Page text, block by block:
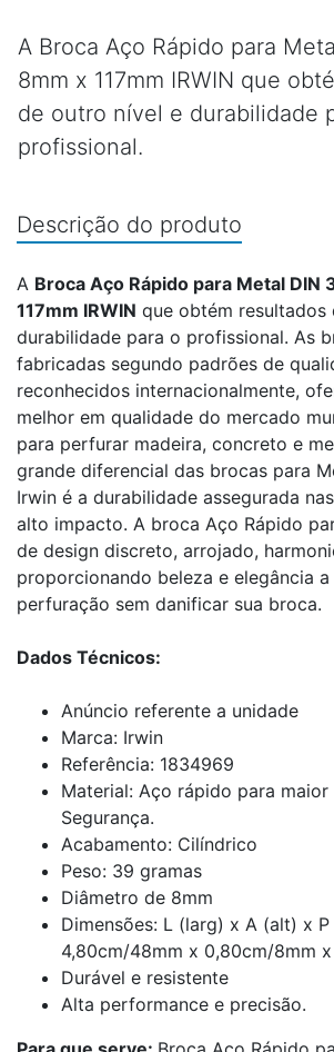
A Broca Aço Rápido para
8mm x 117mm IRWIN que
de outro nível e durabilidade
profissional.
Descrição do produto
A Broca Aço Rápido para Metal DIN
117mm IRWIN que obtém resultados
durabilidade para o profissional. As
fabricadas segundo padrões de
reconhecidos internacionalmente,
melhor em qualidade do mercado
para perfurar madeira, concreto e
grande diferencial das brocas para
Irwin é a durabilidade assegurada
alto impacto. A broca Aço Rápido
de design discreto, arrojado,
proporcionando beleza e elegância
perfuração sem danificar sua broca.
Dados Técnicos:
Anúncio referente a unidade
Marca: Irwin
Referência: 1834969
Material: Aço rápido para
Segurança.
Acabamento: Cilíndrico
Peso: 39 gramas
Diâmetro de 8mm
Dimensões: L (larg) x A (alt) x
4,80cm/48mm x 0,80cm/8mm
Durável e resistente
Alta performance e precisão.